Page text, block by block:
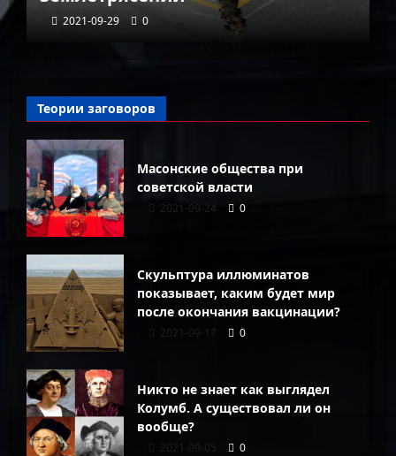
2021-09-29 0
Теории заговоров
Масонские общества при
советской власти
2021-09-24 0
Скульптура иллюминатов
показывает, каким будет мир
после окончания вакцинации?
2021-09-17 0
Никто не знает как выглядел
Колумб. А существовал ли он
вообще?
2021-09-05 0